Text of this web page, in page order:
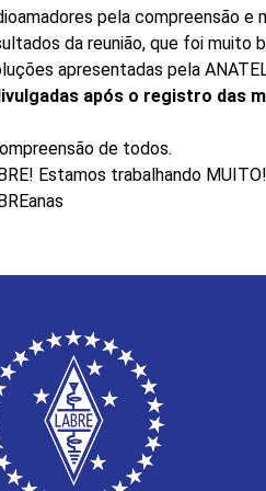
pela compreensão
da reunião, que foi
apresentadas pela
após o registro das
de todos.
Estamos trabalhando MUITO!